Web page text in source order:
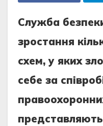
Служба
зростання
схем, у яких
себе за